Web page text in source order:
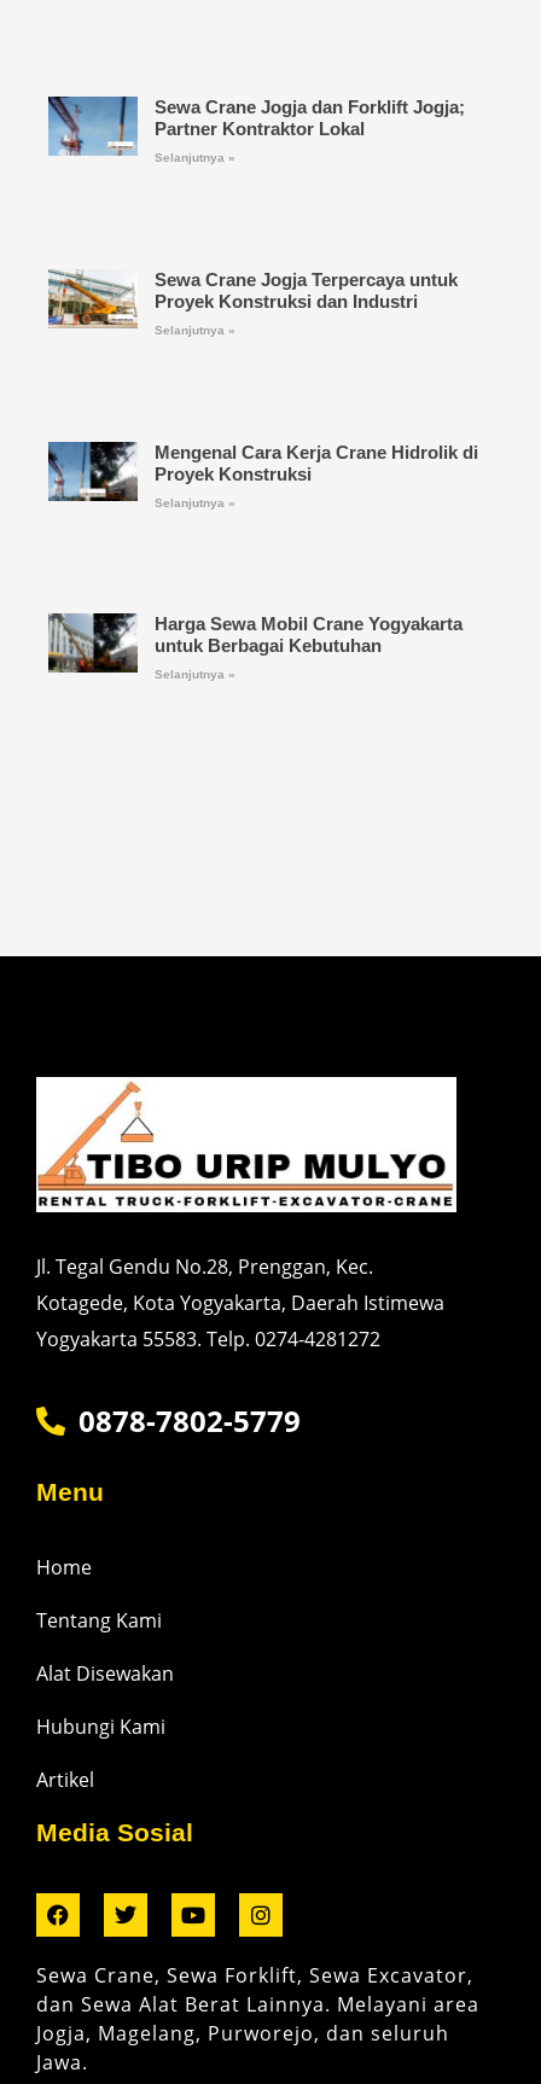
Sewa Crane Jogja dan Forklift Jogja;
Partner Kontraktor Lokal
Selanjutnya »
Sewa Crane Jogja Terpercaya untuk
Proyek Konstruksi dan Industri
Selanjutnya »
Mengenal Cara Kerja Crane Hidrolik di
Proyek Konstruksi
Selanjutnya »
Harga Sewa Mobil Crane Yogyakarta
untuk Berbagai Kebutuhan
Selanjutnya »
Jl. Tegal Gendu No.28, Prenggan, Kec.
Kotagede, Kota Yogyakarta, Daerah Istimewa
Yogyakarta 55583. Telp. 0274-4281272
0878-7802-5779
Menu
Home
Tentang Kami
Alat Disewakan
Hubungi Kami
Artikel
Media Sosial
Sewa Crane, Sewa Forklift, Sewa Excavator,
dan Sewa Alat Berat Lainnya. Melayani area
Jogja, Magelang, Purworejo, dan seluruh
Jawa.